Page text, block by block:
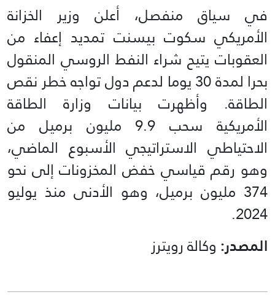
في سياق منفصل، أعلن وزير الخزانة
الأمريكي سكوت بيسنت تمديد إعفاء من
العقوبات يتيح شراء النفط الروسي المنقول
بحرا لمدة 30 يوما لدعم دول تواجه خطر نقص
الطاقة. وأظهرت بيانات وزارة الطاقة
الأمريكية سحب 9.9 مليون برميل من
الاحتياطي الاستراتيجي الأسبوع الماضي،
وهو رقم قياسي خفض المخزونات إلى نحو
374 مليون برميل، وهو الأدنى منذ يوليو
2024.
المصدر: وكالة رويترز